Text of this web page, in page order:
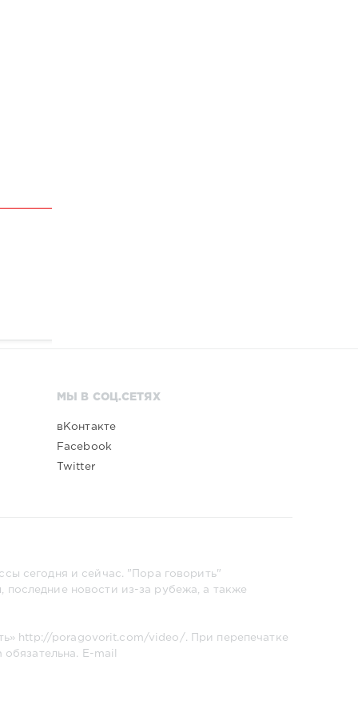
МЫ В СОЦ.СЕТЯХ
вКонтакте
Facebook
Twitter
сегодня и сейчас. "Пора говорить"
новости из-за рубежа, а также
http://poragovorit.com/video/
. При перепечатке
обязательна. E-mail